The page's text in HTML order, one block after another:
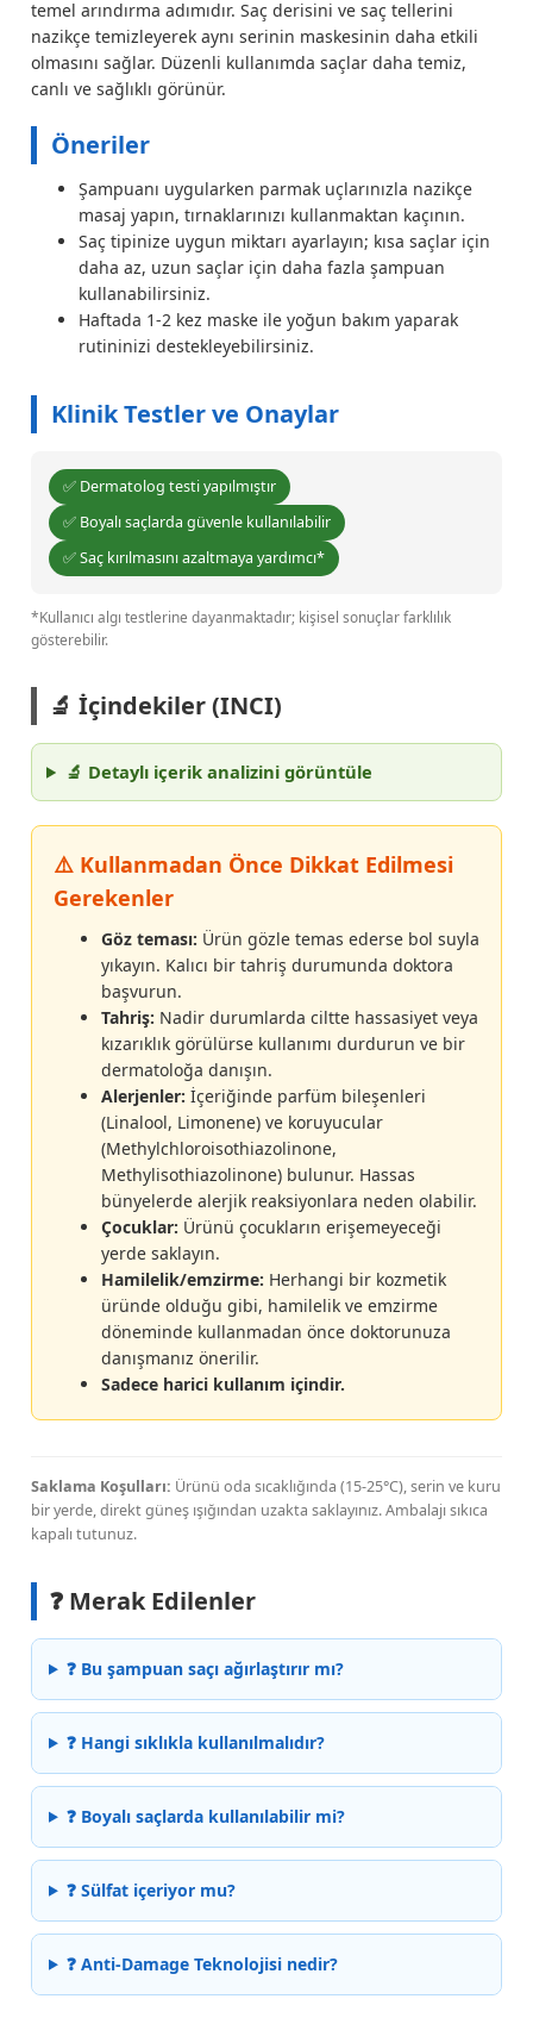
temel arındırma adımıdır. Saç derisini ve saç tellerini
nazikçe temizleyerek aynı serinin maskesinin daha etkili
olmasını sağlar. Düzenli kullanımda saçlar daha temiz,
canlı ve sağlıklı görünür.
Öneriler
Şampuanı uygularken parmak uçlarınızla nazikçe
masaj yapın, tırnaklarınızı kullanmaktan kaçının.
Saç tipinize uygun miktarı ayarlayın; kısa saçlar için
daha az, uzun saçlar için daha fazla şampuan
kullanabilirsiniz.
Haftada 1-2 kez maske ile yoğun bakım yaparak
rutininizi destekleyebilirsiniz.
Klinik Testler ve Onaylar
✅ Dermatolog testi yapılmıştır
✅ Boyalı saçlarda güvenle kullanılabilir
✅ Saç kırılmasını azaltmaya yardımcı*
*Kullanıcı algı testlerine dayanmaktadır; kişisel sonuçlar farklılık
gösterebilir.
🔬 İçindekiler (INCI)
🔬 Detaylı içerik analizini görüntüle
⚠️ Kullanmadan Önce Dikkat Edilmesi
Gerekenler
Göz teması: Ürün gözle temas ederse bol suyla
yıkayın. Kalıcı bir tahriş durumunda doktora
başvurun.
Tahriş: Nadir durumlarda ciltte hassasiyet veya
kızarıklık görülürse kullanımı durdurun ve bir
dermatoloğa danışın.
Alerjenler: İçeriğinde parfüm bileşenleri
(Linalool, Limonene) ve koruyucular
(Methylchloroisothiazolinone,
Methylisothiazolinone) bulunur. Hassas
bünyelerde alerjik reaksiyonlara neden olabilir.
Çocuklar: Ürünü çocukların erişemeyeceği
yerde saklayın.
Hamilelik/emzirme: Herhangi bir kozmetik
üründe olduğu gibi, hamilelik ve emzirme
döneminde kullanmadan önce doktorunuza
danışmanız önerilir.
Sadece harici kullanım içindir.
Saklama Koşulları: Ürünü oda sıcaklığında (15-25°C), serin ve kuru
bir yerde, direkt güneş ışığından uzakta saklayınız. Ambalajı sıkıca
kapalı tutunuz.
❓ Merak Edilenler
❓ Bu şampuan saçı ağırlaştırır mı?
❓ Hangi sıklıkla kullanılmalıdır?
❓ Boyalı saçlarda kullanılabilir mi?
❓ Sülfat içeriyor mu?
❓ Anti-Damage Teknolojisi nedir?